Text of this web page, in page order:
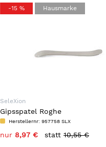
-15 % Hausmarke
SeleXion
Gipsspatel Roghe
Herstellernr: 957758 SLX
nur 8,97 € statt 10,55 €